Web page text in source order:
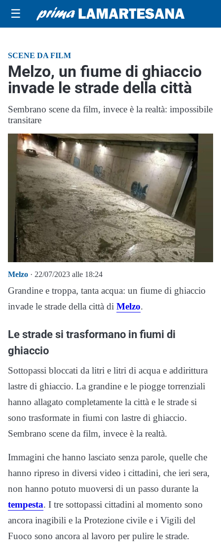
☰
SCENE DA FILM
Melzo, un fiume di ghiaccio
invade le strade della città
Sembrano scene da film, invece è la realtà: impossibile
transitare
Melzo · 22/07/2023 alle 18:24
Grandine e troppa, tanta acqua: un fiume di ghiaccio
invade le strade della città di Melzo.
Le strade si trasformano in fiumi di
ghiaccio
Sottopassi bloccati da litri e litri di acqua e addirittura
lastre di ghiaccio. La grandine e le piogge torrenziali
hanno allagato completamente la città e le strade si
sono trasformate in fiumi con lastre di ghiaccio.
Sembrano scene da film, invece è la realtà.
Immagini che hanno lasciato senza parole, quelle che
hanno ripreso in diversi video i cittadini, che ieri sera,
non hanno potuto muoversi di un passo durante la
tempesta. I tre sottopassi cittadini al momento sono
ancora inagibili e la Protezione civile e i Vigili del
Fuoco sono ancora al lavoro per pulire le strade.